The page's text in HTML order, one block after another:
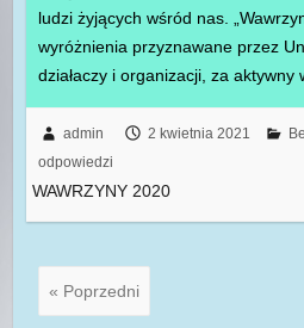
ludzi żyjących wśród nas.
wyróżnienia przyznawane przez
działaczy i organizacji, za aktywny
admin 2 kwietnia 2021
odpowiedzi
WAWRZYNY 2020
« Poprzedni